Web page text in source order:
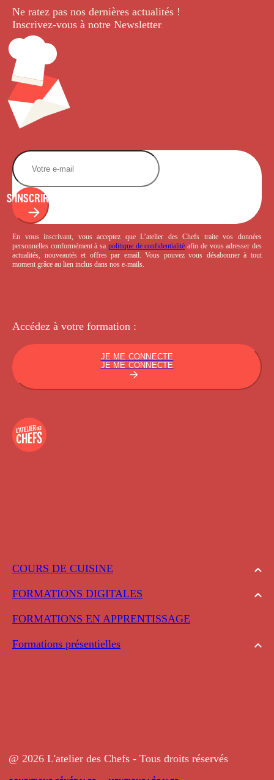
COURS DE CUISINE
FORMATIONS DIGITALES
FORMATIONS EN APPRENTISSAGE
Formations présentielles
Ne ratez pas nos dernières actualités !
Inscrivez-vous à notre Newsletter.
S'INSCRIRE
En vous inscrivant, vous acceptez que L’atelier des Chefs traite vos données
personnelles conformément à sa politique de confidentialité afin de vous adresser des
actualités, nouveautés et offres par email. Vous pouvez vous désabonner à tout
moment grâce au lien inclus dans nos e-mails.
Accédez à votre formation :
JE ME CONNECTE
JE ME CONNECTE
@ 2026 L'atelier des Chefs - Tous droits réservés